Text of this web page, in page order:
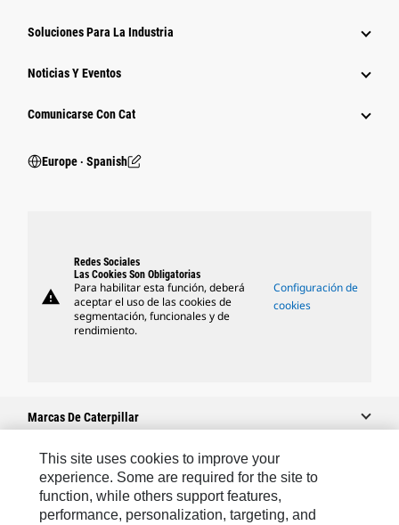
Soluciones Para La Industria
Noticias Y Eventos
Comunicarse Con Cat
Europe ‧ Spanish
warning
Redes Sociales
Las Cookies Son Obligatorias
Para habilitar esta función, deberá
aceptar el uso de las cookies de
segmentación, funcionales y de
rendimiento.
Configuración de
cookies
Marcas De Caterpillar
Caterpillar.com
Contacto Caterpillar
This site uses cookies to improve your
experience. Some are required for the site to
function, while others support features,
performance, personalization, targeting, and